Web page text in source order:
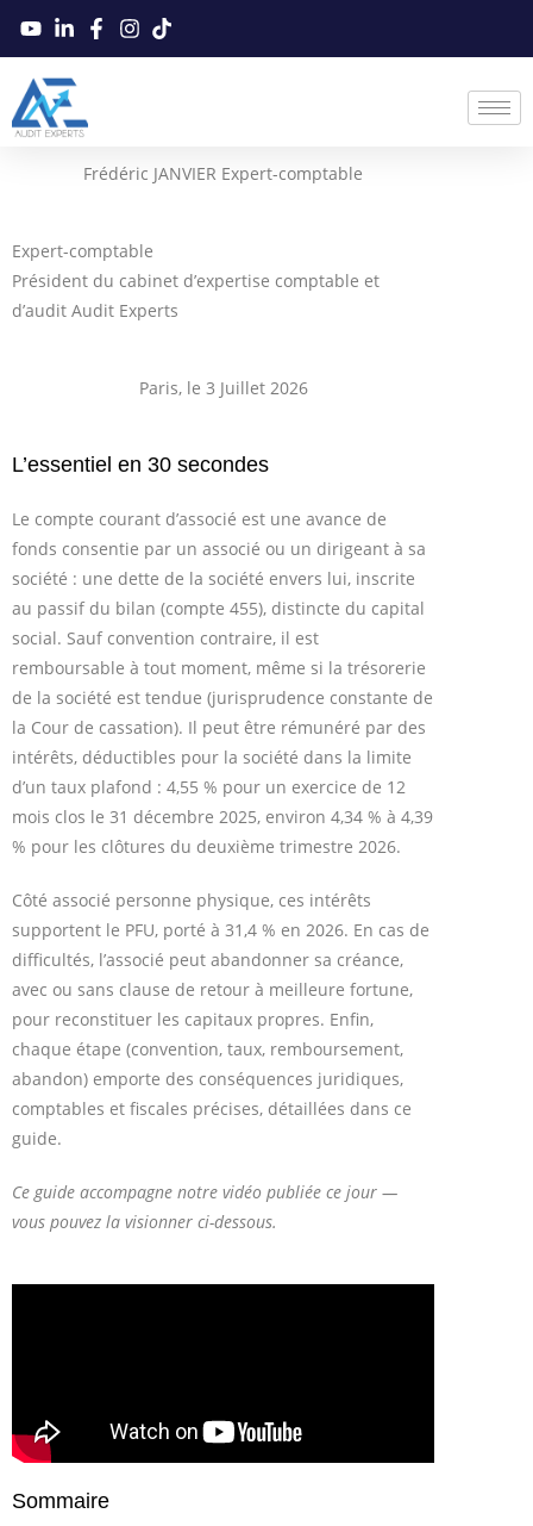
Frédéric JANVIER Expert-comptable
Expert-comptable
Président du cabinet d’expertise comptable et
d’audit Audit Experts
Paris, le 3 Juillet 2026
L’essentiel en 30 secondes
Le compte courant d’associé est une avance de
fonds consentie par un associé ou un dirigeant à sa
société : une dette de la société envers lui, inscrite
au passif du bilan (compte 455), distincte du capital
social. Sauf convention contraire, il est
remboursable à tout moment, même si la trésorerie
de la société est tendue (jurisprudence constante de
la Cour de cassation). Il peut être rémunéré par des
intérêts, déductibles pour la société dans la limite
d’un taux plafond : 4,55 % pour un exercice de 12
mois clos le 31 décembre 2025, environ 4,34 % à 4,39
% pour les clôtures du deuxième trimestre 2026.
Côté associé personne physique, ces intérêts
supportent le PFU, porté à 31,4 % en 2026. En cas de
difficultés, l’associé peut abandonner sa créance,
avec ou sans clause de retour à meilleure fortune,
pour reconstituer les capitaux propres. Enfin,
chaque étape (convention, taux, remboursement,
abandon) emporte des conséquences juridiques,
comptables et fiscales précises, détaillées dans ce
guide.
Ce guide accompagne notre vidéo publiée ce jour —
vous pouvez la visionner ci-dessous.
Sommaire